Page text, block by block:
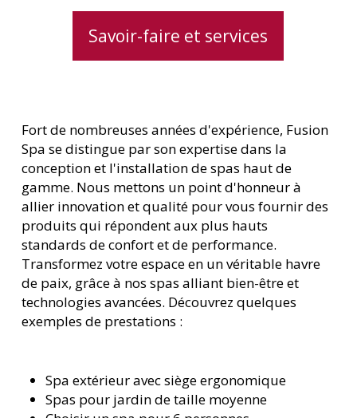
Savoir-faire et services
Fort de nombreuses années d'expérience, Fusion
Spa se distingue par son expertise dans la
conception et l'installation de spas haut de
gamme. Nous mettons un point d'honneur à
allier innovation et qualité pour vous fournir des
produits qui répondent aux plus hauts
standards de confort et de performance.
Transformez votre espace en un véritable havre
de paix, grâce à nos spas alliant bien-être et
technologies avancées. Découvrez quelques
exemples de prestations :
Spa extérieur avec siège ergonomique
Spas pour jardin de taille moyenne